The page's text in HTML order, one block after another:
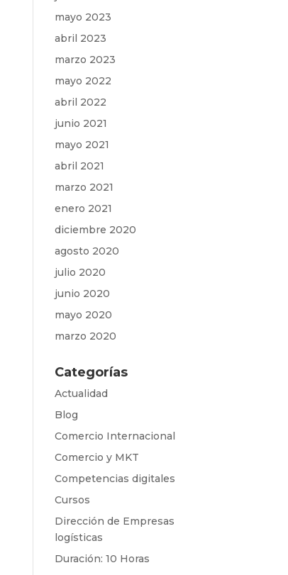
mayo 2023
abril 2023
marzo 2023
mayo 2022
abril 2022
junio 2021
mayo 2021
abril 2021
marzo 2021
enero 2021
diciembre 2020
agosto 2020
julio 2020
junio 2020
mayo 2020
marzo 2020
Categorías
Actualidad
Blog
Comercio Internacional
Comercio y MKT
Competencias digitales
Cursos
Dirección de Empresas
logísticas
Duración: 10 Horas